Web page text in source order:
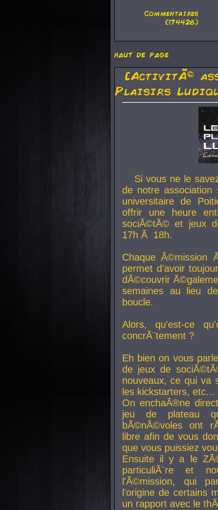
Commentaires
(174426)
haut de page
[ActivitÃ©
Plaisirs
Si vous ne le
de notre
universitaire de
offrir une heure
sociÃ©tÃ© et jeux
17h Ã 18h.
Chaque Ã©mission
permet d'avoir
dÃ©couvrir
semaines au lieu
boucle.
Alors, qu'est-ce
concrÃ¨tement ?
Eh bien on vous
de jeux de
nouveaux, ce qui va
les kickstarters, etc...
On enchaÃ®ne
jeu de plateau
bÃ©nÃ©voles ont
libre afin de vous
que vous puissiez
Ensuite il y a le
particuliÃ¨re et
l'Ã©mission, qui
l'origine de certains
un rapport avec le